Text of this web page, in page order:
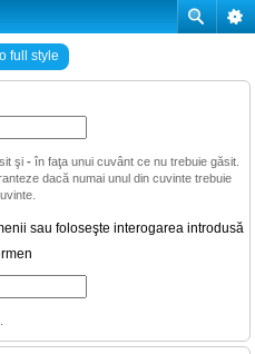
full style
şi - în faţa unui cuvânt ce nu trebuie găsit.
dacă numai unul din cuvinte trebuie
sau foloseşte interogarea introdusă